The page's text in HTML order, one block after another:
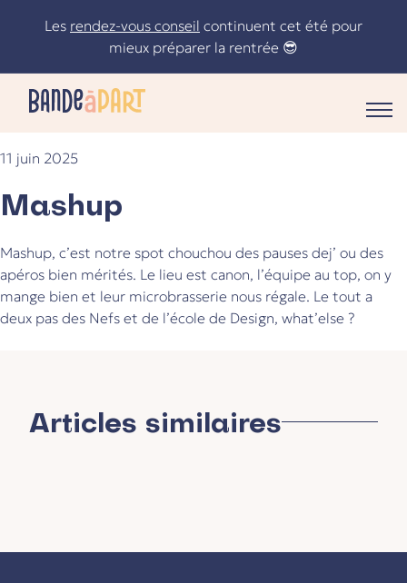
Les rendez-vous conseil continuent cet été pour
mieux préparer la rentrée 😎
Le statut de freelance n’aura plus de secrets pour vous !
11 juin 2025
Mashup
Mashup, c’est notre spot chouchou des pauses dej’ ou des
apéros bien mérités. Le lieu est canon, l’équipe au top, on y
mange bien et leur microbrasserie nous régale. Le tout a
deux pas des Nefs et de l’école de Design, what’else ?
Articles similaires